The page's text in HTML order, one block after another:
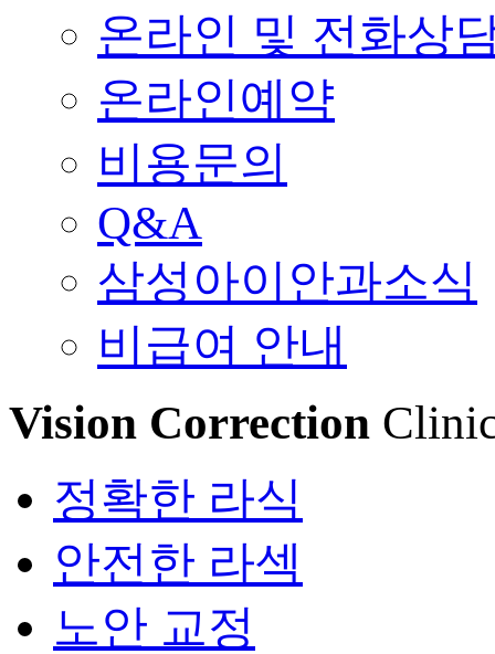
온라인 및 전화상
온라인예약
비용문의
Q&A
삼성아이안과소식
비급여 안내
Vision Correction
정확한 라식
안전한 라섹
노안 교정